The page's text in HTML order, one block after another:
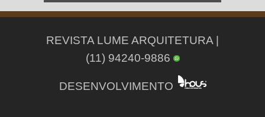
REVISTA LUME ARQUITETURA |
(11) 94240-9886
DESENVOLVIMENTO